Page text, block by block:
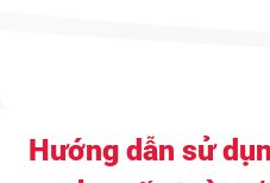
Hướng dẫn sử